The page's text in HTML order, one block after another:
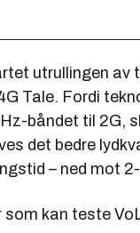
utrullingen av
Tale. Fordi
båndet til 2G,
det bedre
– ned mot
som kan teste